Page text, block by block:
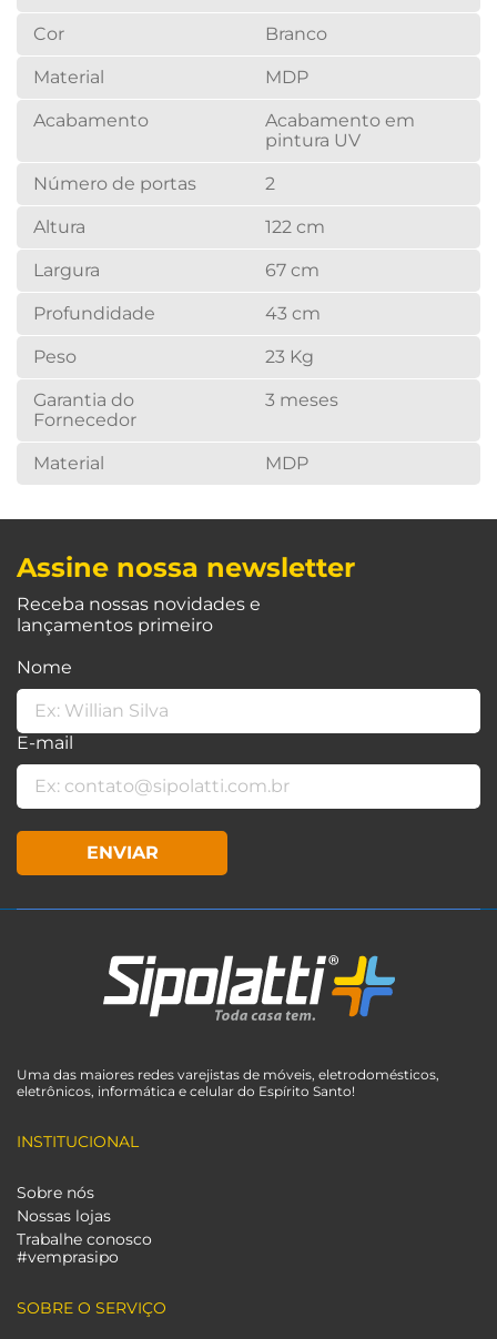
Cor Branco
Material MDP
Acabamento
Acabamento em
pintura UV
Número de portas 2
Altura 122 cm
Largura 67 cm
Profundidade 43 cm
Peso 23 Kg
Garantia do
Fornecedor
3 meses
Material MDP
Assine nossa newsletter
Receba nossas novidades e
lançamentos primeiro
Nome
E-mail
ENVIAR
Uma das maiores redes varejistas de móveis, eletrodomésticos,
eletrônicos, informática e celular do Espírito Santo!
INSTITUCIONAL
Sobre nós
Nossas lojas
Trabalhe conosco
#vemprasipo
SOBRE O SERVIÇO